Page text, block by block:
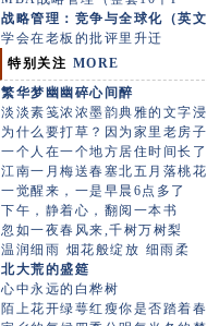
战略管理：竞争与全球化（英文
学会在老板的批评里升迁
特别关注 MORE
繁华梦幽幽碎心间醉
淡淡素笺浓浓墨韵典雅的文字浸
为什么要打草？因为家里老房子
一个人在一个地方居住时间长了
江南一月梅送春塞北五月落桃花
一觉醒来，一是早晨6点多了
下午，静着心，翻阅一本书
忽如一夜春风来,千树万树梨
温润细雨 烟花般绽放 细雨柔
北大荒的盛筵
心中永远的白桦树
陌上花开绿萼红瘦你是否踏着春